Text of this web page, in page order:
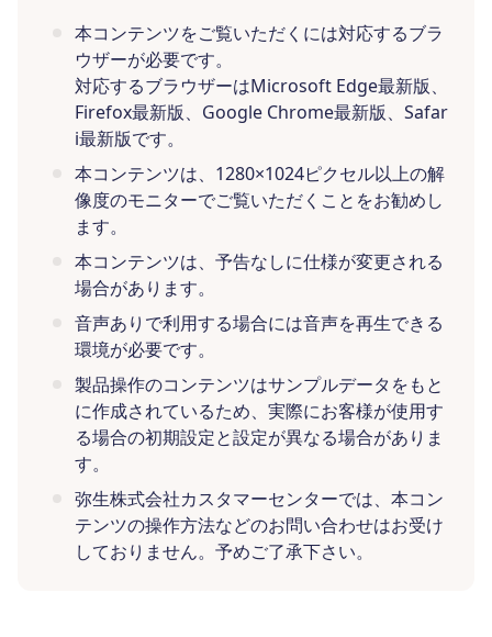
本コンテンツをご覧いただくには対応するブラ
ウザーが必要です。
対応するブラウザーはMicrosoft Edge最新版、
Firefox最新版、Google Chrome最新版、Safar
i最新版です。
本コンテンツは、1280×1024ピクセル以上の解
像度のモニターでご覧いただくことをお勧めし
ます。
本コンテンツは、予告なしに仕様が変更される
場合があります。
音声ありで利用する場合には音声を再生できる
環境が必要です。
製品操作のコンテンツはサンプルデータをもと
に作成されているため、実際にお客様が使用す
る場合の初期設定と設定が異なる場合がありま
す。
弥生株式会社カスタマーセンターでは、本コン
テンツの操作方法などのお問い合わせはお受け
しておりません。予めご了承下さい。